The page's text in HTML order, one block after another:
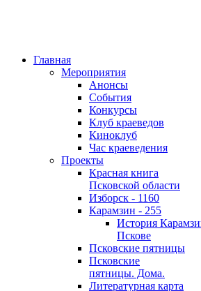
Главная
Мероприятия
Анонсы
События
Конкурсы
Клуб краеведов
Киноклуб
Час краеведения
Проекты
Красная книга
Псковской области
Изборск - 1160
Карамзин - 255
История
Пскове
Псковские пятницы
Псковские
пятницы. Дома.
Литературная карта